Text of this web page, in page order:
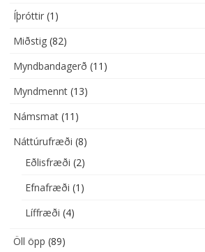
Íþróttir (1)
Miðstig (82)
Myndbandagerð (11)
Myndmennt (13)
Námsmat (11)
Náttúrufræði (8)
Eðlisfræði (2)
Efnafræði (1)
Líffræði (4)
Öll öpp (89)